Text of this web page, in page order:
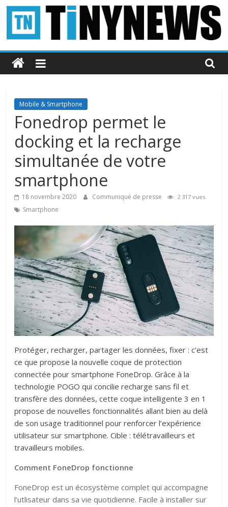
Passer
contenu
Tinynews
Le
belge
connecté
Mobile & Smartphone
Fonedrop permet le
docking et la recharge
simultanée de votre
smartphone
18 novembre 2020 Communiqué de presse 2 317 vues
Smartphone
Protéger, recharger, partager les données, fixer : c’est
ce que propose la nouvelle coque de protection
connectée pour smartphone FoneDrop. Grâce à la
technologie POGO qui concilie recharge sans fil et
transfère des données, cette coque intelligente 3 en 1
propose de nouvelles fonctionnalités allant bien au delà
de son usage traditionnel pour renforcer l’expérience
utilisateur sur smartphone. Cible : télétravailleurs et
travailleurs mobiles.
Comment FoneDrop fonctionne
FoneDrop est un écosystème complet qui accompagne
l’utlisateur dans sa vie quotidienne. Facile à installer sur